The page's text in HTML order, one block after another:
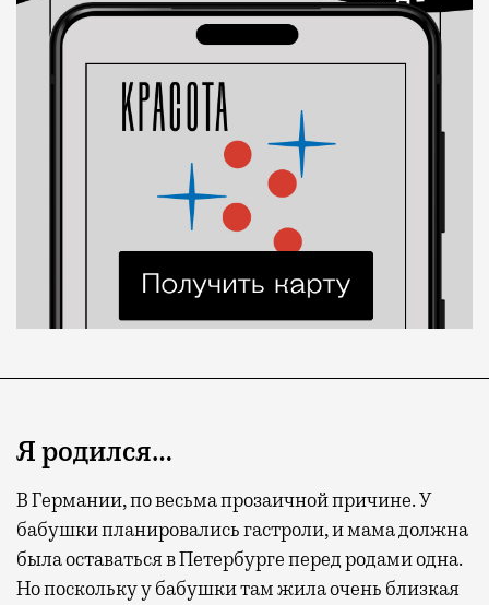
Я родился…
В Германии, по весьма прозаичной причине. У
бабушки планировались гастроли, и мама должна
была оставаться в Петербурге перед родами одна.
Но поскольку у бабушки там жила очень близкая